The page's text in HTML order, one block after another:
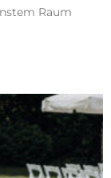
Raum